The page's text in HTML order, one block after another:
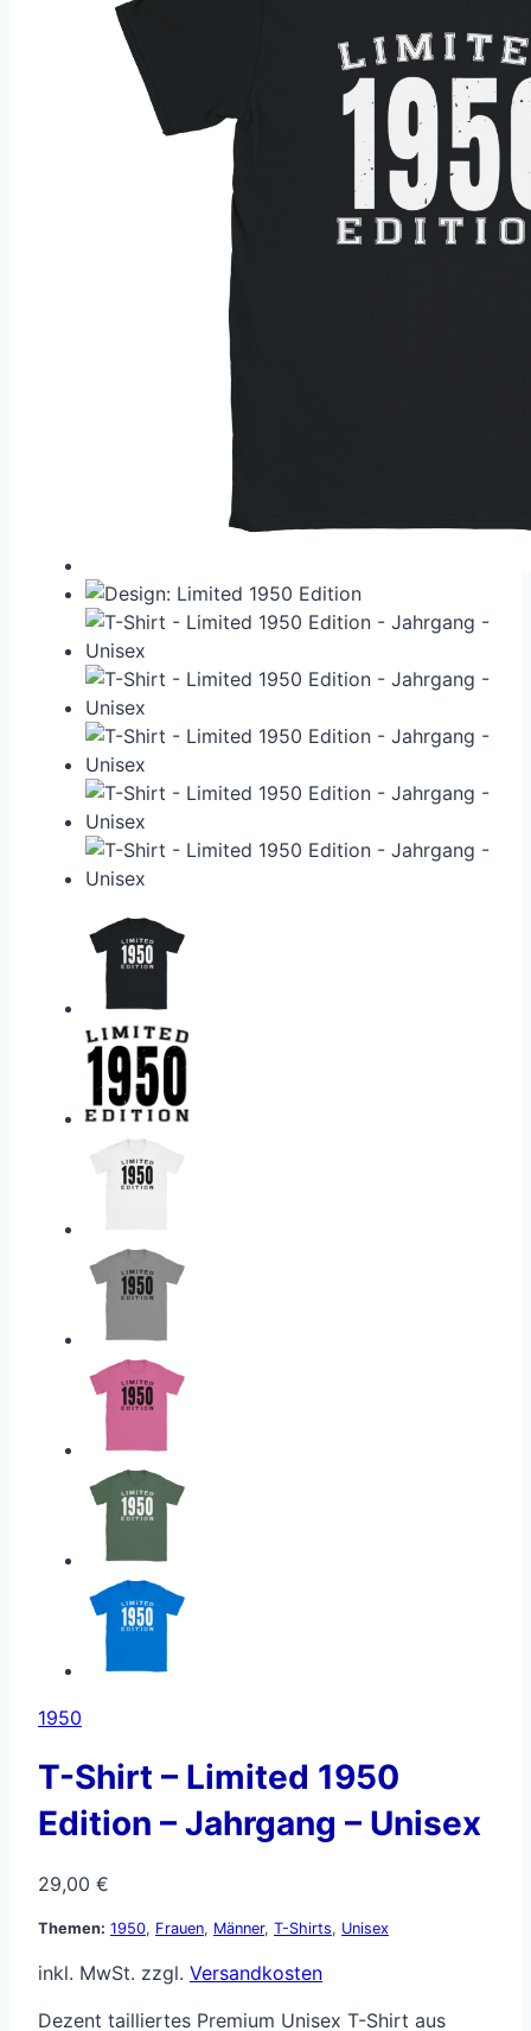
1950
T-Shirt – Limited 1950
Edition – Jahrgang – Unisex
29,00 €
Themen: 1950, Frauen, Männer, T-Shirts, Unisex
inkl. MwSt. zzgl. Versandkosten
Dezent tailliertes Premium Unisex T-Shirt aus